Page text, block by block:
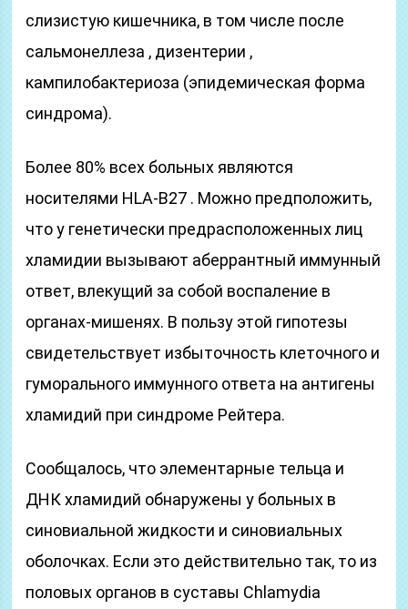
слизистую кишечника, в том числе после
сальмонеллеза , дизентерии ,
кампилобактериоза (эпидемическая форма
синдрома).
Более 80% всех больных являются
носителями HLA-B27 . Можно предположить,
что у генетически предрасположенных лиц
хламидии вызывают аберрантный иммунный
ответ, влекущий за собой воспаление в
органах-мишенях. В пользу этой гипотезы
свидетельствует избыточность клеточного и
гуморального иммунного ответа на антигены
хламидий при синдроме Рейтера.
Сообщалось, что элементарные тельца и
ДНК хламидий обнаружены у больных в
синовиальной жидкости и синовиальных
оболочках. Если это действительно так, то из
половых органов в суставы Chlamydia